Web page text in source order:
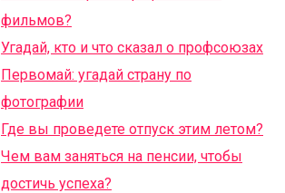
фильмов?
Угадай, кто и что сказал о профсоюзах
Первомай: угадай страну по
фотографии
Где вы проведете отпуск этим летом?
Чем вам заняться на пенсии, чтобы
достичь успеха?